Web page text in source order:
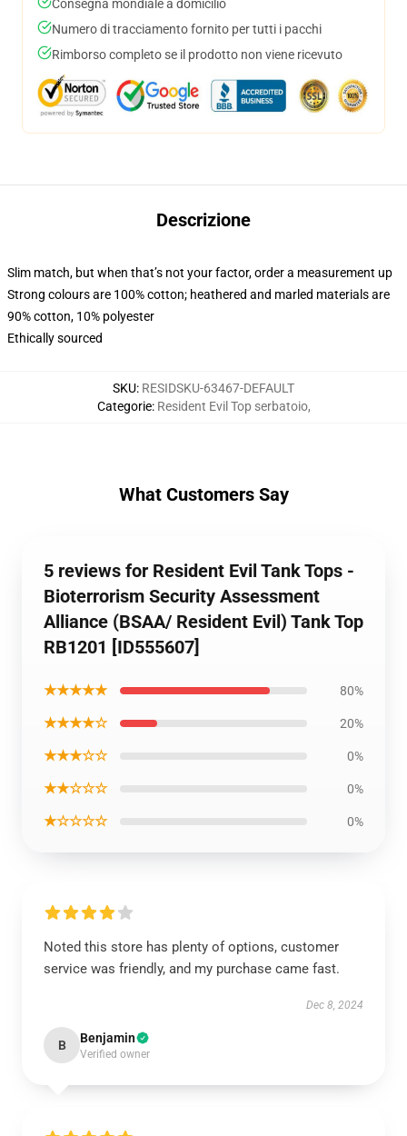
Consegna mondiale a domicilio
Numero di tracciamento fornito per tutti i pacchi
Rimborso completo se il prodotto non viene ricevuto
Descrizione
Slim match, but when that’s not your factor, order a measurement up
Strong colours are 100% cotton; heathered and marled materials are
90% cotton, 10% polyester
Ethically sourced
SKU: RESIDSKU-63467-DEFAULT
Categorie: Resident Evil Top serbatoio,
What Customers Say
5 reviews for Resident Evil Tank Tops -
Bioterrorism Security Assessment
Alliance (BSAA/ Resident Evil) Tank Top
RB1201 [ID555607]
★★★★★ 80%
★★★★☆ 20%
★★★☆☆ 0%
★★☆☆☆ 0%
★☆☆☆☆ 0%
Noted this store has plenty of options, customer
service was friendly, and my purchase came fast.
Dec 8, 2024
B Benjamin
Verified owner